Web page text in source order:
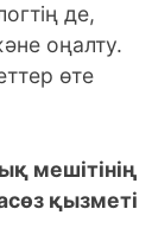
де,
оңалту.
өте
мешітінің
қызметі